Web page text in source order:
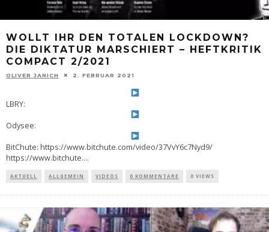
WOLLT IHR DEN TOTALEN LOCKDOWN?
DIE DIKTATUR MARSCHIERT – HEFTKRITIK
COMPACT 2/2021
OLIVER JANICH 2. FEBRUAR 2021
LBRY:
Odysee:
BitChute: https://www.bitchute.com/video/37VvY6c7Nyd9/
https://www.bitchute....
AKTUELL ALLGEMEIN VIDEOS 0 KOMMENTARE 0 VIEWS